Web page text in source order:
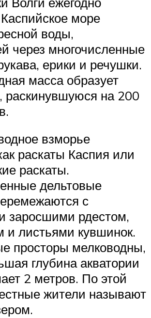
море
воды,
через многочисленные
ерики и речушки.
масса образует
раскинувшуюся на 200
взморье
раскаты Каспия или
раскаты.
дельтовые
с
заросшими рдестом,
и листьями кувшинок.
просторы мелководны,
глубина акватории
2 метров. По этой
жители называют